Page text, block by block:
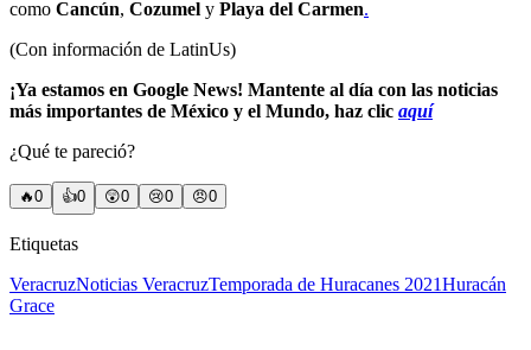
como Cancún, Cozumel y Playa del Carmen.
(Con información de LatinUs)
¡Ya estamos en Google News! Mantente al día con las noticias
más importantes de México y el Mundo, haz clic aquí
¿Qué te pareció?
🔥0 👍0 😲0 😢0 😠0
Etiquetas
VeracruzNoticias VeracruzTemporada de Huracanes 2021Huracán
Grace